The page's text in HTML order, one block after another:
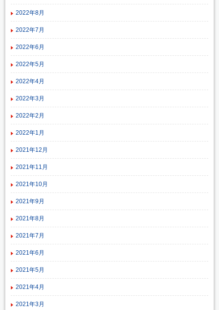
2022年8月
2022年7月
2022年6月
2022年5月
2022年4月
2022年3月
2022年2月
2022年1月
2021年12月
2021年11月
2021年10月
2021年9月
2021年8月
2021年7月
2021年6月
2021年5月
2021年4月
2021年3月